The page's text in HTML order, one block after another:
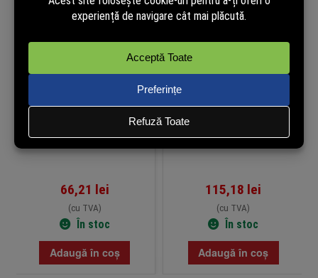
Sursa de alimentare DC 24V
66,21 lei
(cu TVA)
În stoc
Adaugă în coș
Modul SFP, 1.25G, Dual LC MM,
115,18 lei
(cu TVA)
În stoc
Adaugă în coș